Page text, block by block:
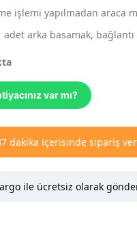
işlemi yapılmadan araca
adet arka basamak,
var mı?
dakika içerisinde sipariş
ile ücretsiz olarak